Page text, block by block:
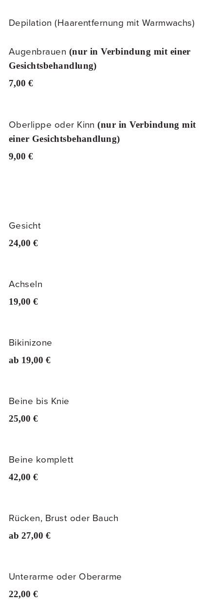
Depilation (Haarentfernung mit Warmwachs)
Augenbrauen (nur in Verbindung mit einer
Gesichtsbehandlung)
7,00 €
Oberlippe oder Kinn(nur in Verbindung mit
einer Gesichtsbehandlung)
9,00 €
Gesicht
24,00 €
Achseln
19,00 €
Bikinizone
ab 19,00 €
Beine bis Knie
25,00 €
Beine komplett
42,00 €
Rücken, Brust oder Bauch
ab 27,00 €
Unterarme oder Oberarme
22,00 €